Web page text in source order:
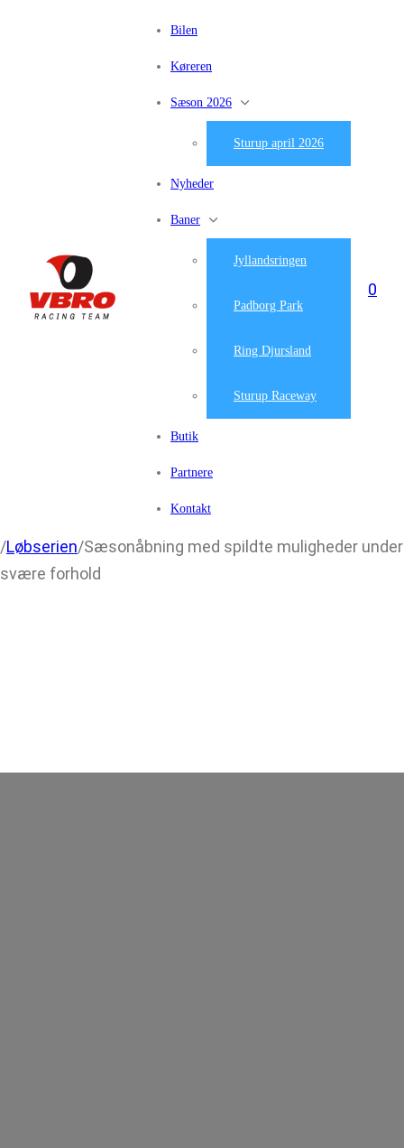
Bilen
Køreren
Sæson 2026
Sturup april 2026
Nyheder
Baner
Jyllandsringen
Padborg Park
Ring Djursland
Sturup Raceway
Butik
Partnere
Kontakt
0
/Løbserien/Sæsonåbning med spildte muligheder under
svære forhold